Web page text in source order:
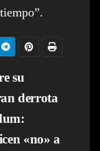
su
derrota
«no» a